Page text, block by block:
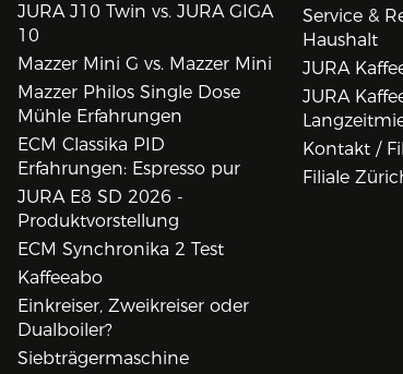
JURA J10 Twin vs. JURA GIGA
10
Mazzer Mini G vs. Mazzer Mini
Mazzer Philos Single Dose
Mühle Erfahrungen
ECM Classika PID
Erfahrungen: Espresso pur
JURA E8 SD 2026 -
Produktvorstellung
ECM Synchronika 2 Test
Kaffeeabo
Einkreiser, Zweikreiser oder
Dualboiler?
Siebträgermaschine
Service &
Haushalt
JURA
JURA
Kontakt /
Filiale